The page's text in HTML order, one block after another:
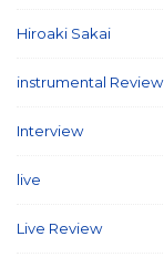
Hiroaki Sakai
instrumental Review
Interview
live
Live Review